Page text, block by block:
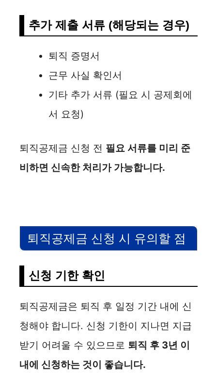
추가 제출 서류 (해당되는 경우)
퇴직 증명서
근무 사실 확인서
기타 추가 서류 (필요 시 공제회에
서 요청)
퇴직공제금 신청 전 필요 서류를 미리 준
비하면 신속한 처리가 가능합니다.
퇴직공제금 신청 시 유의할 점
신청 기한 확인
퇴직공제금은 퇴직 후 일정 기간 내에 신
청해야 합니다. 신청 기한이 지나면 지급
받기 어려울 수 있으므로 퇴직 후 3년 이
내에 신청하는 것이 좋습니다.